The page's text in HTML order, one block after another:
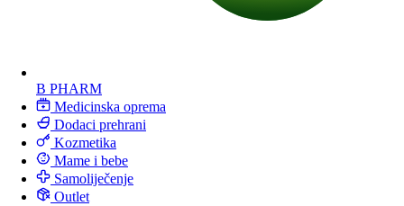
B PHARM
Medicinska oprema
Dodaci prehrani
Kozmetika
Mame i bebe
Samoliječenje
Outlet